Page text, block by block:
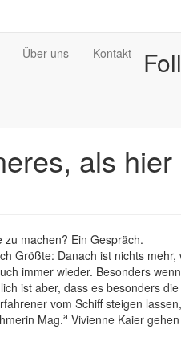
Über uns Kontakt
als
machen? Ein Gespräch.
Größte: Danach ist nichts
immer wieder. Besonders
ist aber, dass es besonders
vom Schiff steigen
Mag.a Vivienne Kaier